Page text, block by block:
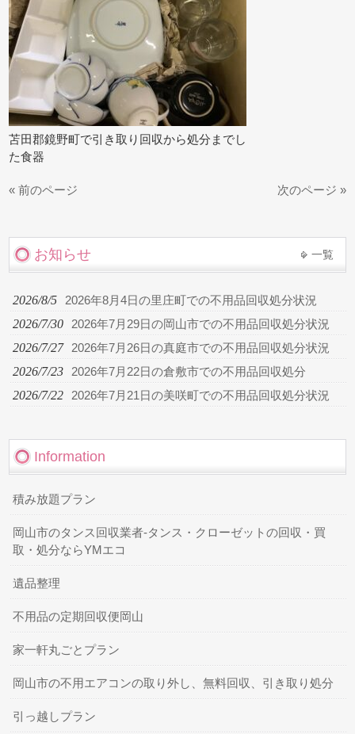
苫田郡鏡野町で引き取り回収から処分までし
た食器
« 前のページ 次のページ »
お知らせ 一覧
2026/8/5 2026年8月4日の里庄町での不用品回収処分状況
2026/7/30 2026年7月29日の岡山市での不用品回収処分状況
2026/7/27 2026年7月26日の真庭市での不用品回収処分状況
2026/7/23 2026年7月22日の倉敷市での不用品回収処分
2026/7/22 2026年7月21日の美咲町での不用品回収処分状況
Information
積み放題プラン
岡山市のタンス回収業者-タンス・クローゼットの回収・買
取・処分ならYMエコ
遺品整理
不用品の定期回収便岡山
家一軒丸ごとプラン
岡山市の不用エアコンの取り外し、無料回収、引き取り処分
引っ越しプラン